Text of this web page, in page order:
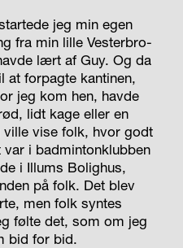
jeg min egen
fra min lille Vesterbro-
lært af Guy. Og da
at forpagte kantinen,
jeg kom hen, havde
lidt kage eller en
vise folk, hvor godt
i badmintonklubben
i Illums Bolighus,
på folk. Det blev
men folk syntes
følte det, som om jeg
bid for bid.